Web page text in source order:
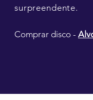
surpreendente.
Comprar disco -